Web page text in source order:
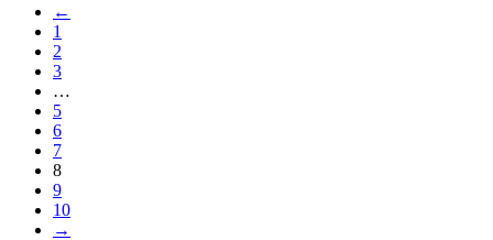
←
1
2
3
…
5
6
7
8
9
10
→